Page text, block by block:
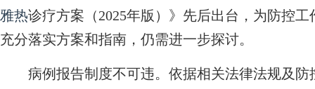
雅热诊疗方案（2025年版）》先后出台，为防控
充分落实方案和指南，仍需进一步探讨。
病例报告制度不可违。依据相关法律法规及防